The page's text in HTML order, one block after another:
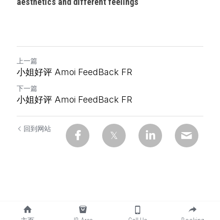
上一篇
小姐好评 Amoi FeedBack FR
下一篇
小姐好评 Amoi FeedBack FR
回到网站